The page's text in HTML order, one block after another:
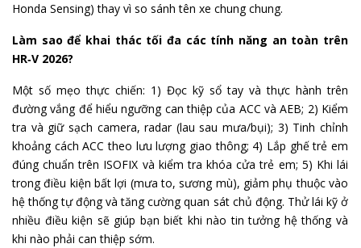
Honda Sensing) thay vì so sánh tên xe chung chung.
Làm sao để khai thác tối đa các tính năng an toàn trên
HR‑V 2026?
Một số mẹo thực chiến: 1) Đọc kỹ sổ tay và thực hành trên
đường vắng để hiểu ngưỡng can thiệp của ACC và AEB; 2) Kiểm
tra và giữ sạch camera, radar (lau sau mưa/bụi); 3) Tinh chỉnh
khoảng cách ACC theo lưu lượng giao thông; 4) Lắp ghế trẻ em
đúng chuẩn trên ISOFIX và kiểm tra khóa cửa trẻ em; 5) Khi lái
trong điều kiện bất lợi (mưa to, sương mù), giảm phụ thuộc vào
hệ thống tự động và tăng cường quan sát chủ động. Thử lái kỹ ở
nhiều điều kiện sẽ giúp bạn biết khi nào tin tưởng hệ thống và
khi nào phải can thiệp sớm.